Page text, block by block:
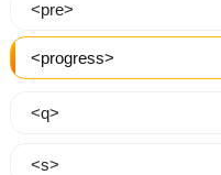
<pre>
<progress>
<q>
<s>